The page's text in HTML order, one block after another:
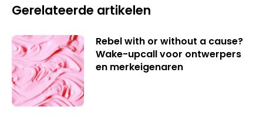
Gerelateerde artikelen
Rebel with or without a cause?
Wake-upcall voor ontwerpers
en merkeigenaren